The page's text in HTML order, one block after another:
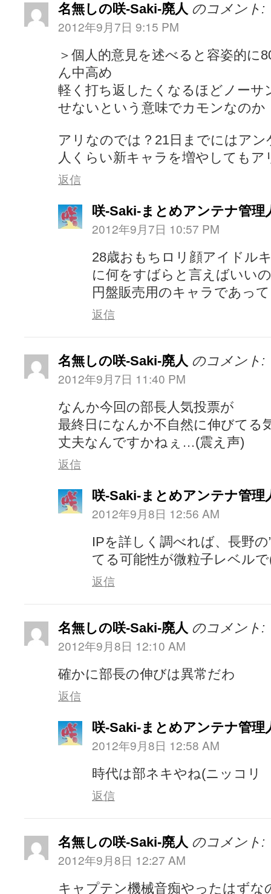
名無しの咲-Saki-廃人 のコメント:
2012年9月7日 9:15 PM
＞個人的意見を述べると容姿的に
ん中高め
軽く打ち返したくなるほどノーサ
せないという意味でカモンなのか
アリなのでは？21日までにはア
人くらい新キャラを増やしてもア
返信
咲-Saki-まとめアンテナ管理
2012年9月7日 10:57 PM
28歳おもちロリ顔アイドル
に何をすばらと言えばいい
円盤販売用のキャラであっ
返信
名無しの咲-Saki-廃人 のコメント:
2012年9月7日 11:40 PM
なんか今回の部長人気投票が
最終日になんか不自然に伸びてる
丈夫なんですかねぇ…(震え声)
返信
咲-Saki-まとめアンテナ管理
2012年9月8日 12:56 AM
IPを詳しく調べれば、長野
てる可能性が微粒子レベル
返信
名無しの咲-Saki-廃人 のコメント:
2012年9月8日 12:10 AM
確かに部長の伸びは異常だわ
返信
咲-Saki-まとめアンテナ管理
2012年9月8日 12:58 AM
時代は部ネキやね(ニッコリ
返信
名無しの咲-Saki-廃人 のコメント:
2012年9月8日 12:27 AM
キャプテン機械音痴やったはずな